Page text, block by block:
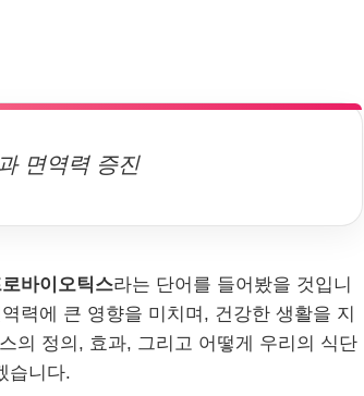
면역력 증진
바이오틱스라는 단어를 들어봤을 것입니
력에 큰 영향을 미치며, 건강한 생활을 지
의 정의, 효과, 그리고 어떻게 우리의 식단
습니다.